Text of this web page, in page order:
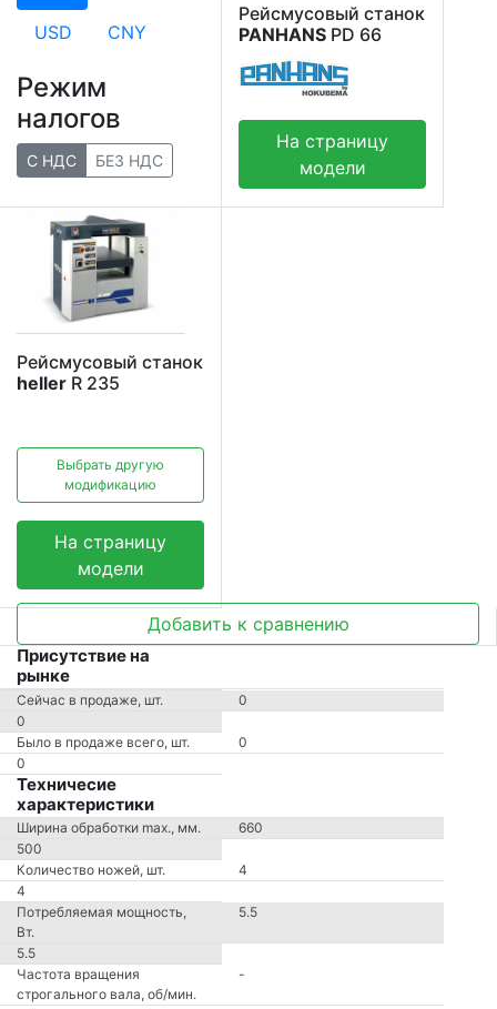
USD
CNY
Режим
налогов
С НДС БЕЗ НДС
Рейсмусовый станок
PANHANS PD 66
На страницу
модели
Рейсмусовый станок
heller R 235
Выбрать другую
модификацию
На страницу
модели
Добавить к сравнению
Присутствие на
рынке
Сейчас в продаже, шт.
0
0
Было в продаже всего, шт.
0
0
Техничесие
характеристики
Ширина обработки max., мм.
660
500
Количество ножей, шт.
4
4
Потребляемая мощность,
Вт.
5.5
5.5
Частота вращения
строгального вала, об/мин.
-